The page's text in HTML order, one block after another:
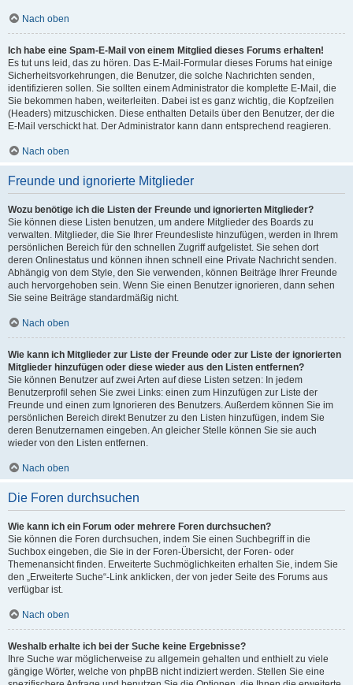
Nach oben
Ich habe eine Spam-E-Mail von einem Mitglied dieses Forums erhalten!
Es tut uns leid, das zu hören. Das E-Mail-Formular dieses Forums hat einige
Sicherheitsvorkehrungen, die Benutzer, die solche Nachrichten senden,
identifizieren sollen. Sie sollten einem Administrator die komplette E-Mail, die
Sie bekommen haben, weiterleiten. Dabei ist es ganz wichtig, die Kopfzeilen
(Headers) mitzuschicken. Diese enthalten Details über den Benutzer, der die
E-Mail verschickt hat. Der Administrator kann dann entsprechend reagieren.
Nach oben
Freunde und ignorierte Mitglieder
Wozu benötige ich die Listen der Freunde und ignorierten Mitglieder?
Sie können diese Listen benutzen, um andere Mitglieder des Boards zu
verwalten. Mitglieder, die Sie Ihrer Freundesliste hinzufügen, werden in Ihrem
persönlichen Bereich für den schnellen Zugriff aufgelistet. Sie sehen dort
deren Onlinestatus und können ihnen schnell eine Private Nachricht senden.
Abhängig von dem Style, den Sie verwenden, können Beiträge Ihrer Freunde
auch hervorgehoben sein. Wenn Sie einen Benutzer ignorieren, dann sehen
Sie seine Beiträge standardmäßig nicht.
Nach oben
Wie kann ich Mitglieder zur Liste der Freunde oder zur Liste der ignorierten
Mitglieder hinzufügen oder diese wieder aus den Listen entfernen?
Sie können Benutzer auf zwei Arten auf diese Listen setzen: In jedem
Benutzerprofil sehen Sie zwei Links: einen zum Hinzufügen zur Liste der
Freunde und einen zum Ignorieren des Benutzers. Außerdem können Sie im
persönlichen Bereich direkt Benutzer zu den Listen hinzufügen, indem Sie
deren Benutzernamen eingeben. An gleicher Stelle können Sie sie auch
wieder von den Listen entfernen.
Nach oben
Die Foren durchsuchen
Wie kann ich ein Forum oder mehrere Foren durchsuchen?
Sie können die Foren durchsuchen, indem Sie einen Suchbegriff in die
Suchbox eingeben, die Sie in der Foren-Übersicht, der Foren- oder
Themenansicht finden. Erweiterte Suchmöglichkeiten erhalten Sie, indem Sie
den „Erweiterte Suche“-Link anklicken, der von jeder Seite des Forums aus
verfügbar ist.
Nach oben
Weshalb erhalte ich bei der Suche keine Ergebnisse?
Ihre Suche war möglicherweise zu allgemein gehalten und enthielt zu viele
gängige Wörter, welche von phpBB nicht indiziert werden. Stellen Sie eine